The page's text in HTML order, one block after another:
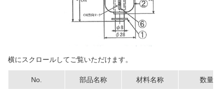
横にスクロールしてご覧いただけます。
No. 部品名称 材料名称 数量